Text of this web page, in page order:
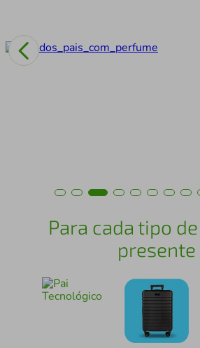
Para cada tipo
presente
4